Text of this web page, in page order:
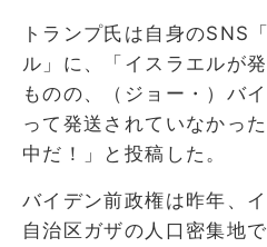
トランプ氏は自身のSNS
ル」に、「イスラエルが
ものの、（ジョー・）バ
って発送されていなかっ
中だ！」と投稿した。
バイデン前政権は昨年、
自治区ガザの人口密集地